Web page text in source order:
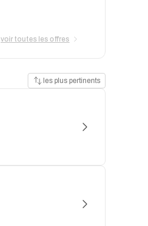
voir toutes les offres
les plus pertinents